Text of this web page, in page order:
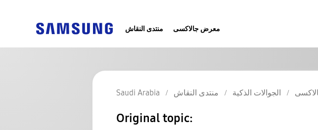
منتدى النقاش معرض جالاكسى
Saudi Arabia منتدى النقاش الجوالات الذكية
Original topic: